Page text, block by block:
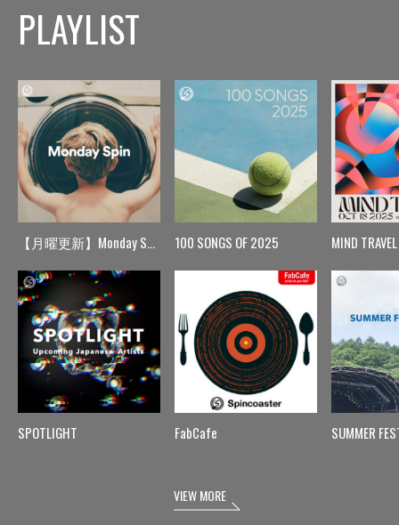
PLAYLIST
【月曜更新】Monday Spin
SPOTLIGHT
100 SONGS OF 2025
FabCafe
MIND TRAVEL
SUMMER
VIEW MORE